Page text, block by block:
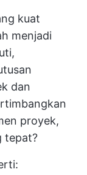
kuat
menjadi
dan
proyek,
tepat?